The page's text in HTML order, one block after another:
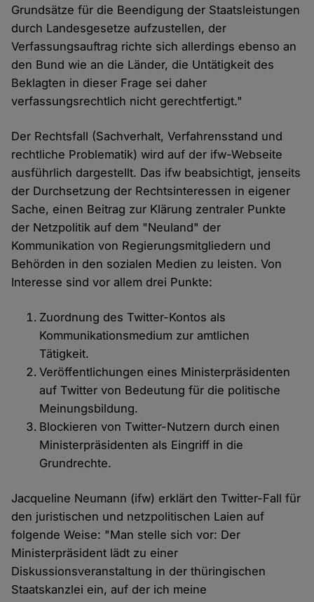
Grundsätze für die Beendigung der Staatsleistungen
durch Landesgesetze aufzustellen, der
Verfassungsauftrag richte sich allerdings ebenso an
den Bund wie an die Länder, die Untätigkeit des
Beklagten in dieser Frage sei daher
verfassungsrechtlich nicht gerechtfertigt."
Der Rechtsfall (Sachverhalt, Verfahrensstand und
rechtliche Problematik) wird auf der ifw-Webseite
ausführlich dargestellt. Das ifw beabsichtigt, jenseits
der Durchsetzung der Rechtsinteressen in eigener
Sache, einen Beitrag zur Klärung zentraler Punkte
der Netzpolitik auf dem "Neuland" der
Kommunikation von Regierungsmitgliedern und
Behörden in den sozialen Medien zu leisten. Von
Interesse sind vor allem drei Punkte:
Zuordnung des Twitter-Kontos als
Kommunikationsmedium zur amtlichen
Tätigkeit.
Veröffentlichungen eines Ministerpräsidenten
auf Twitter von Bedeutung für die politische
Meinungsbildung.
Blockieren von Twitter-Nutzern durch einen
Ministerpräsidenten als Eingriff in die
Grundrechte.
Jacqueline Neumann (ifw) erklärt den Twitter-Fall für
den juristischen und netzpolitischen Laien auf
folgende Weise: "Man stelle sich vor: Der
Ministerpräsident lädt zu einer
Diskussionsveranstaltung in der thüringischen
Staatskanzlei ein, auf der ich meine